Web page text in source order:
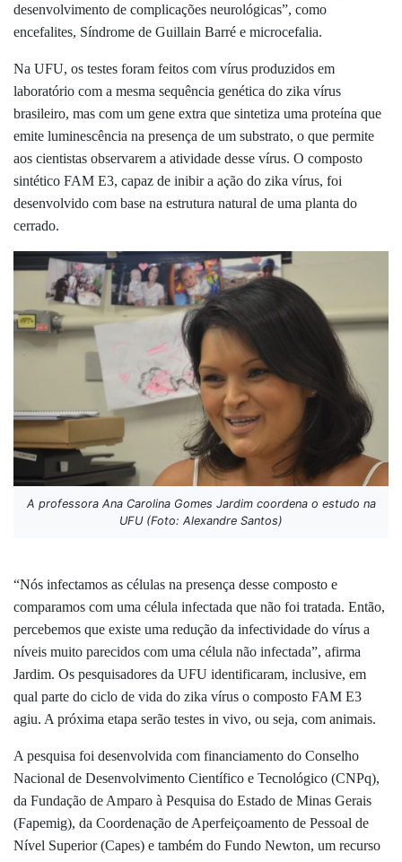
desenvolvimento de complicações neurológicas”, como
encefalites, Síndrome de Guillain Barré e microcefalia.
Na UFU, os testes foram feitos com vírus produzidos em
laboratório com a mesma sequência genética do zika vírus
brasileiro, mas com um gene extra que sintetiza uma proteína que
emite luminescência na presença de um substrato, o que permite
aos cientistas observarem a atividade desse vírus. O composto
sintético FAM E3, capaz de inibir a ação do zika vírus, foi
desenvolvido com base na estrutura natural de uma planta do
cerrado.
A professora Ana Carolina Gomes Jardim coordena o estudo na
UFU (Foto: Alexandre Santos)
“Nós infectamos as células na presença desse composto e
comparamos com uma célula infectada que não foi tratada. Então,
percebemos que existe uma redução da infectividade do vírus a
níveis muito parecidos com uma célula não infectada”, afirma
Jardim. Os pesquisadores da UFU identificaram, inclusive, em
qual parte do ciclo de vida do zika vírus o composto FAM E3
agiu. A próxima etapa serão testes in vivo, ou seja, com animais.
A pesquisa foi desenvolvida com financiamento do Conselho
Nacional de Desenvolvimento Científico e Tecnológico (CNPq),
da Fundação de Amparo à Pesquisa do Estado de Minas Gerais
(Fapemig), da Coordenação de Aperfeiçoamento de Pessoal de
Nível Superior (Capes) e também do Fundo Newton, um recurso